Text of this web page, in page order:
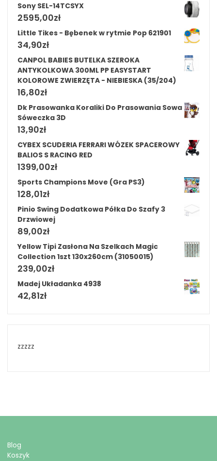
Sony SEL-14TCSYX
2595,00zł
Little Tikes - Bębenek w rytmie Pop 621901
34,90zł
CANPOL BABIES BUTELKA SZEROKA
ANTYKOLKOWA 300ML PP EASYSTART
KOLOROWE ZWIERZĘTA - NIEBIESKA (35/204)
16,80zł
Dk Prasowanka Koraliki Do Prasowania Sowa
Sóweczka 3D
13,90zł
CYBEX SCUDERIA FERRARI WÓZEK SPACEROWY
BALIOS S RACING RED
1399,00zł
Sports Champions Move (Gra PS3)
128,01zł
Pinio Swing Dodatkowa Półka Do Szafy 3
Drzwiowej
89,00zł
Yellow Tipi Zasłona Na Szelkach Magic
Collection 1szt 130x260cm (31050015)
239,00zł
Madej Układanka 4938
42,81zł
zzzzz
Blog
Koszyk